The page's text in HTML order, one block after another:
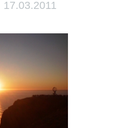
17.03.2011